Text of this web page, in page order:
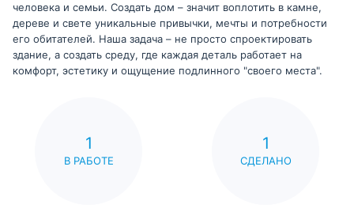
человека и семьи. Создать дом – значит воплотить в камне,
дереве и свете уникальные привычки, мечты и потребности
его обитателей. Наша задача – не просто спроектировать
здание, а создать среду, где каждая деталь работает на
комфорт, эстетику и ощущение подлинного "своего места".
1
В РАБОТЕ
1
СДЕЛАНО